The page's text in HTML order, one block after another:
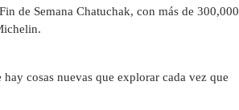
de Semana Chatuchak, con más de 300,000
cosas nuevas que explorar cada vez que